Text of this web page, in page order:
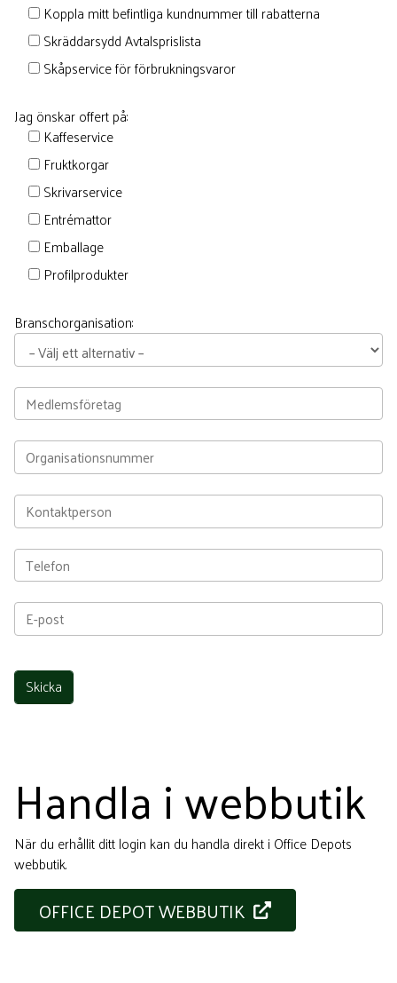
Koppla mitt befintliga kundnummer till rabatterna
Skräddarsydd Avtalsprislista
Skåpservice för förbrukningsvaror
Jag önskar offert på:
Kaffeservice
Fruktkorgar
Skrivarservice
Entrémattor
Emballage
Profilprodukter
Branschorganisation:
Handla i webbutik
När du erhållit ditt login kan du handla direkt i Office Depots
webbutik.
OFFICE DEPOT WEBBUTIK